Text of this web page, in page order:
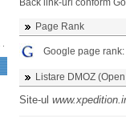
Back link-uri conform
Page Rank
Google page rank:
Listare DMOZ
Site-ul